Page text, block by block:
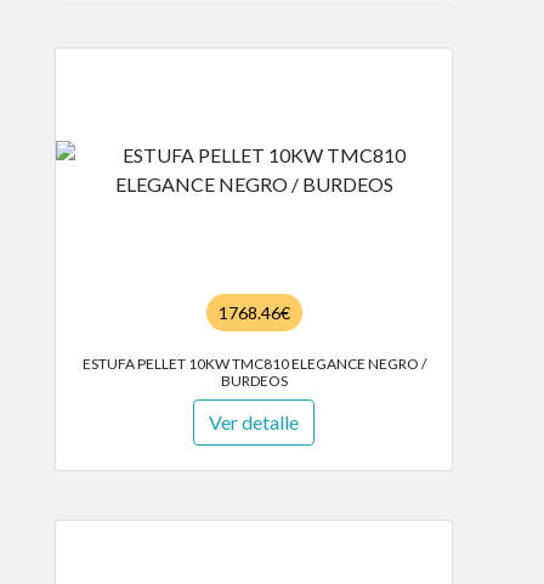
1768.46€
ESTUFA PELLET 10KW TMC810 ELEGANCE NEGRO /
BURDEOS
Ver detalle